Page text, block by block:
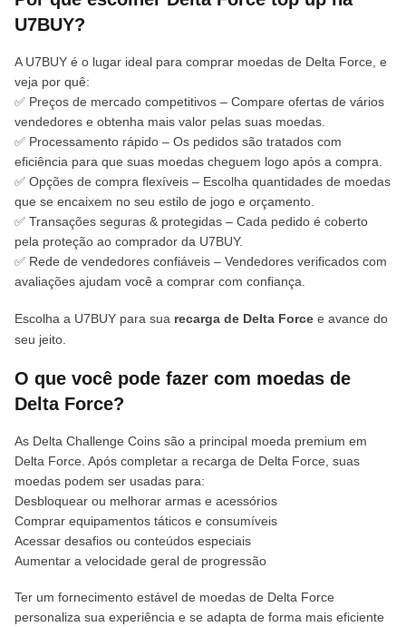
U7BUY?
A U7BUY é o lugar ideal para comprar moedas de Delta Force, e
veja por quê:
✅ Preços de mercado competitivos – Compare ofertas de vários
vendedores e obtenha mais valor pelas suas moedas.
✅ Processamento rápido – Os pedidos são tratados com
eficiência para que suas moedas cheguem logo após a compra.
✅ Opções de compra flexíveis – Escolha quantidades de moedas
que se encaixem no seu estilo de jogo e orçamento.
✅ Transações seguras & protegidas – Cada pedido é coberto
pela proteção ao comprador da U7BUY.
✅ Rede de vendedores confiáveis – Vendedores verificados com
avaliações ajudam você a comprar com confiança.
Escolha a U7BUY para sua recarga de Delta Force e avance do
seu jeito.
O que você pode fazer com moedas de
Delta Force?
As Delta Challenge Coins são a principal moeda premium em
Delta Force. Após completar a recarga de Delta Force, suas
moedas podem ser usadas para:
Desbloquear ou melhorar armas e acessórios
Comprar equipamentos táticos e consumíveis
Acessar desafios ou conteúdos especiais
Aumentar a velocidade geral de progressão
Ter um fornecimento estável de moedas de Delta Force
personaliza sua experiência e se adapta de forma mais eficiente